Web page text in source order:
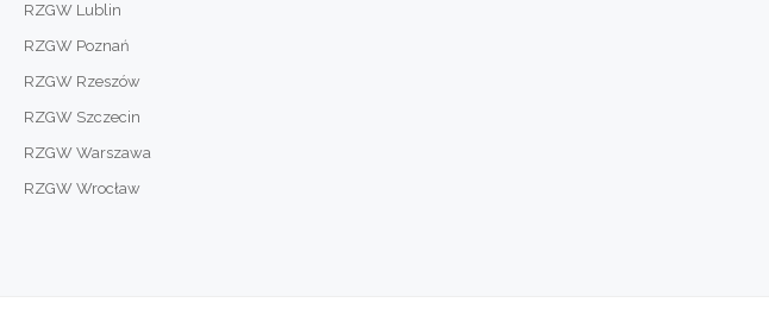
RZGW Lublin
RZGW Poznań
RZGW Rzeszów
RZGW Szczecin
RZGW Warszawa
RZGW Wrocław